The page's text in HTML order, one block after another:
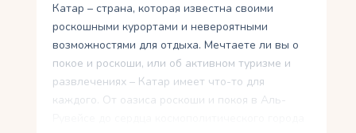
Катар – страна, которая известна своими
роскошными курортами и невероятными
возможностями для отдыха. Мечтаете ли вы о
покое и роскоши, или об активном туризме и
развлечениях – Катар имеет что-то для
каждого. От оазиса роскоши и покоя в Аль-